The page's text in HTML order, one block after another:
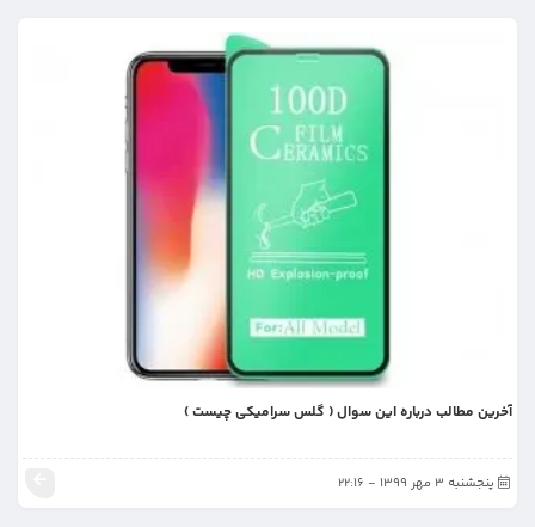
آخرین مطالب درباره این سوال ( گلس سرامیکی چیست )
پنجشنبه 3 مهر 1399 - 22:16